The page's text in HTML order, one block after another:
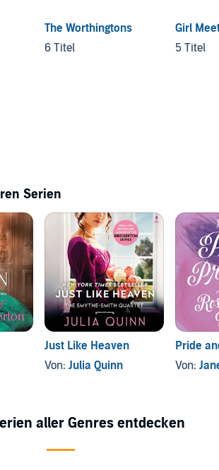
The Worthingtons
6 Titel
Girl
5 Titel
Serien
Just Like Heaven
Von: Julia Quinn
Pride
Von:
aller Genres entdecken